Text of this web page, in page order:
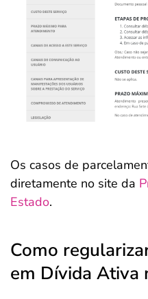
Os casos de
diretamente no site da
Estado.
Como
em Dívida Ativa